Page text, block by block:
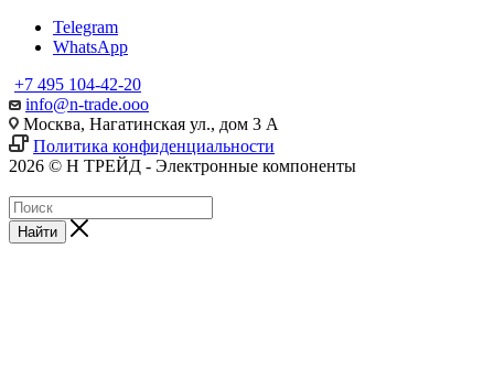
Telegram
WhatsApp
+7 495 104-42-20
info@n-trade.ooo
Москва, Нагатинская ул., дом 3 А
Политика конфиденциальности
2026 © Н ТРЕЙД - Электронные компоненты
Найти